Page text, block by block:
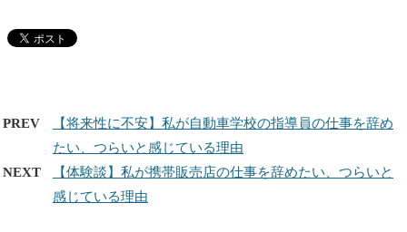
PREV
【将来性に不安】私が自動車学校の指導員の仕事を辞め
たい、つらいと感じている理由
NEXT
【体験談】私が携帯販売店の仕事を辞めたい、つらいと
感じている理由